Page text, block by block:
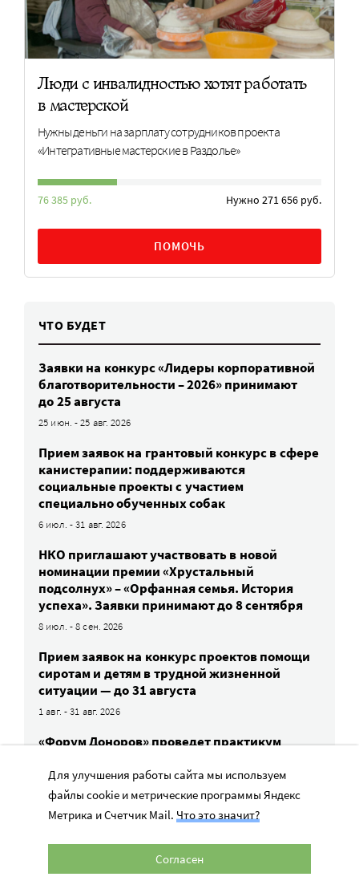
Люди с инвалидностью хотят работать
в мастерской
Нужны деньги на зарплату сотрудников проекта
«Интегративные мастерские в Раздолье»
76 385 руб. Нужно 271 656 руб.
ПОМОЧЬ
ЧТО БУДЕТ
Заявки на конкурс «Лидеры корпоративной
благотворительности – 2026» принимают
до 25 августа
25 июн. - 25 авг. 2026
Прием заявок на грантовый конкурс в сфере
канистерапии: поддерживаются
социальные проекты с участием
специально обученных собак
6 июл. - 31 авг. 2026
НКО приглашают участвовать в новой
номинации премии «Хрустальный
подсолнух» – «Орфанная семья. История
успеха». Заявки принимают до 8 сентября
8 июл. - 8 сен. 2026
Прием заявок на конкурс проектов помощи
сиротам и детям в трудной жизненной
ситуации — до 31 августа
1 авг. - 31 авг. 2026
«Форум Доноров» проведет практикум
благотворительности
11 авг. 2026
ВСЕ СОБЫТИЯ
Для улучшения работы сайта мы используем
файлы cookie и метрические программы Яндекс
Метрика и Счетчик Mail. Что это значит?
Согласен